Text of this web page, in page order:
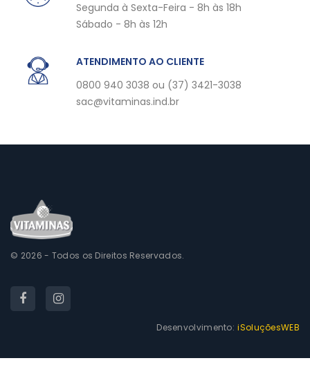
Segunda à Sexta-Feira - 8h às 18h
Sábado - 8h às 12h
ATENDIMENTO AO CLIENTE
0800 940 3038 ou (37) 3421-3038
sac@vitaminas.ind.br
© 2026 - Todos os Direitos Reservados.
Desenvolvimento:iSoluçõesWEB